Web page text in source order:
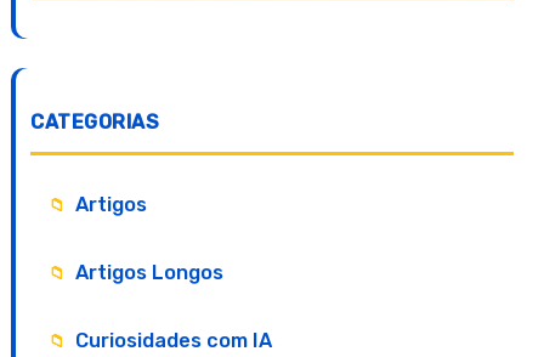
CATEGORIAS
Artigos
Artigos Longos
Curiosidades com IA